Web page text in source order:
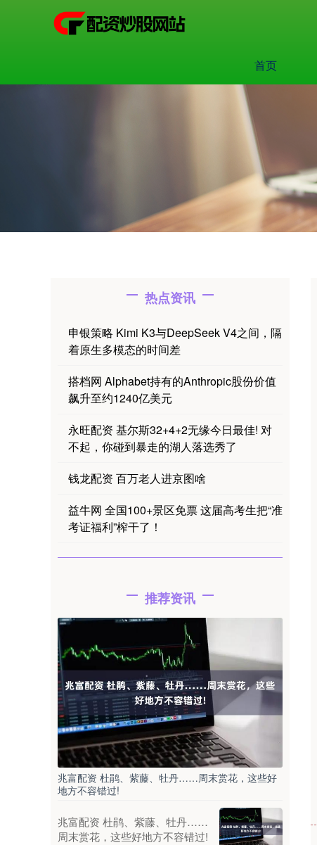
首页
热点资讯
申银策略 Kimi K3与DeepSeek V4之间，隔
着原生多模态的时间差
搭档网 Alphabet持有的Anthropic股份价值
飙升至约1240亿美元
永旺配资 基尔斯32+4+2无缘今日最佳! 对
不起，你碰到暴走的湖人落选秀了
钱龙配资 百万老人进京图啥
益牛网 全国100+景区免票 这届高考生把“准
考证福利”榨干了！
推荐资讯
兆富配资 杜鹃、紫藤、牡丹……周末赏花，这些好
地方不容错过!
兆富配资 杜鹃、紫藤、牡丹……
周末赏花，这些好地方不容错过!